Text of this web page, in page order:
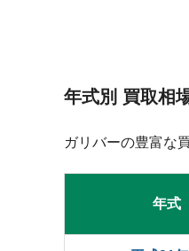
年式別 買取相
ガリバーの豊富な
年式